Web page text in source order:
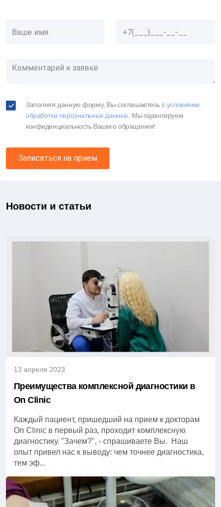
Заполняя данную форму, Вы соглашаетесь cусловиями
обработки персональных данных. Мы гарантируем
конфиденциальность Вашего обращения!
Записаться на прием
Новости и статьи
13 апреля 2023
Преимущества комплексной диагностики в
On Clinic
Каждый пациент, пришедший на прием к докторам
On Clinic в первый раз, проходит комплексную
диагностику. "Зачем?", - спрашиваете Вы. Наш
опыт привел нас к выводу: чем точнее диагностика,
тем эф...